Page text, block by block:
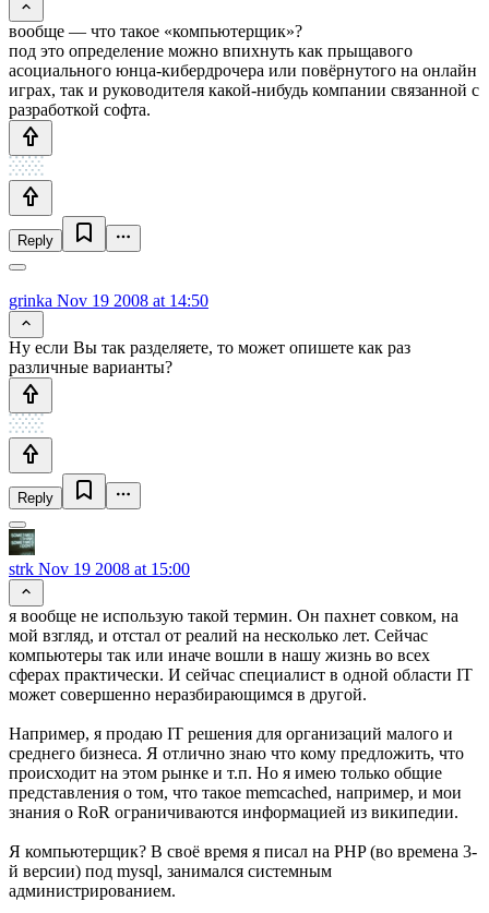
вообще — что такое «компьютерщик»?
под это определение можно впихнуть как прыщавого
асоциального юнца-кибердрочера или повёрнутого на онлайн
играх, так и руководителя какой-нибудь компании связанной с
разработкой софта.
Reply
grinka Nov 19 2008 at 14:50
Ну если Вы так разделяете, то может опишете как раз
различные варианты?
Reply
strk Nov 19 2008 at 15:00
я вообще не использую такой термин. Он пахнет совком, на
мой взгляд, и отстал от реалий на несколько лет. Сейчас
компьютеры так или иначе вошли в нашу жизнь во всех
сферах практически. И сейчас специалист в одной области IT
может совершенно неразбирающимся в другой.
Например, я продаю IT решения для организаций малого и
среднего бизнеса. Я отлично знаю что кому предложить, что
происходит на этом рынке и т.п. Но я имею только общие
представления о том, что такое memcached, например, и мои
знания о RoR ограничиваются информацией из википедии.
Я компьютерщик? В своё время я писал на PHP (во времена 3-
й версии) под mysql, занимался системным
администрированием.